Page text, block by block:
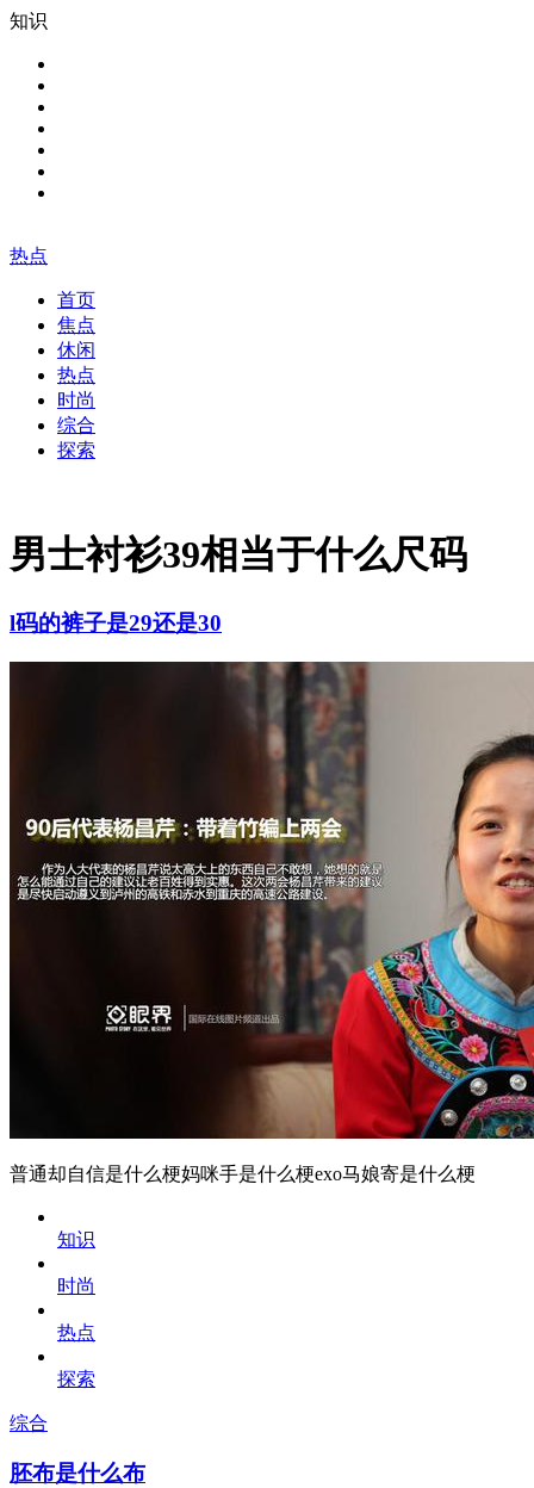
知识
热点
首页
焦点
休闲
热点
时尚
综合
探索
男士衬衫39相当于什么尺码
l码的裤子是29还是30
普通却自信是什么梗妈咪手是什么梗exo马娘寄是什么梗
知识
时尚
热点
探索
综合
胚布是什么布